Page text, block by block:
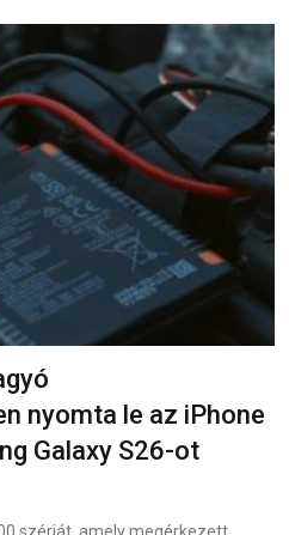
nyomta le az iPhone
Galaxy S26-ot
szériát, amely megérkezett